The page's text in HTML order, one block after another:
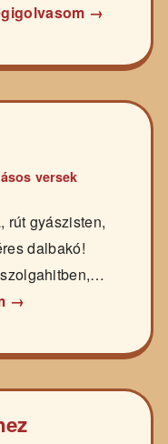
→
versek
rút gyászisten,
dalbakó!
→